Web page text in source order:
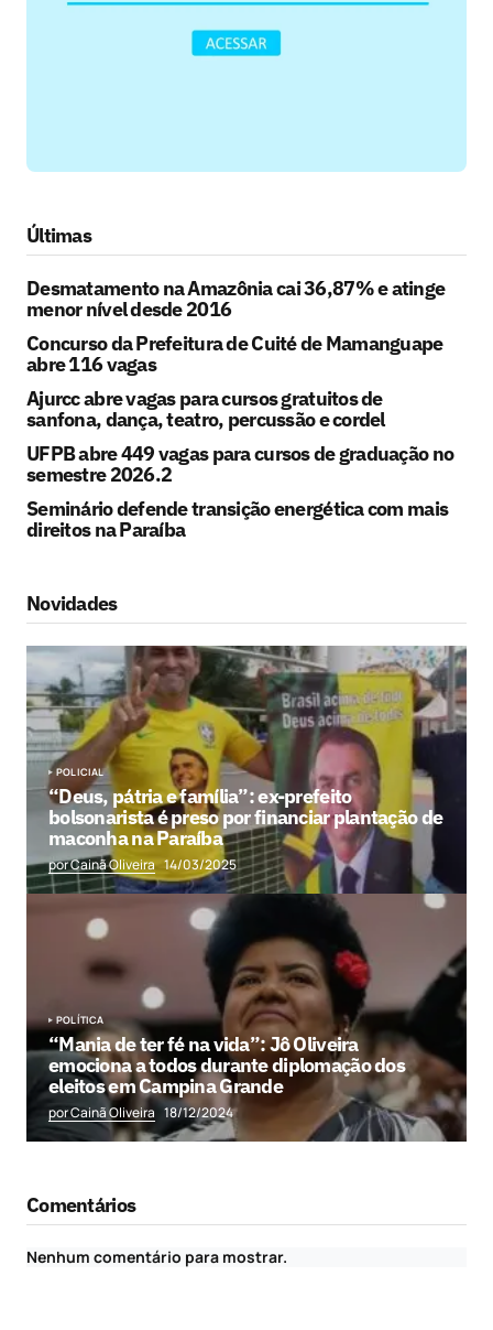
Últimas
Desmatamento na Amazônia cai 36,87% e atinge
menor nível desde 2016
Concurso da Prefeitura de Cuité de Mamanguape
abre 116 vagas
Ajurcc abre vagas para cursos gratuitos de
sanfona, dança, teatro, percussão e cordel
UFPB abre 449 vagas para cursos de graduação no
semestre 2026.2
Seminário defende transição energética com mais
direitos na Paraíba
Novidades
POLICIAL
“Deus, pátria e família”: ex-prefeito
bolsonarista é preso por financiar plantação de
maconha na Paraíba
por Cainã Oliveira 14/03/2025
POLÍTICA
“Mania de ter fé na vida”: Jô Oliveira
emociona a todos durante diplomação dos
eleitos em Campina Grande
por Cainã Oliveira 18/12/2024
Comentários
Nenhum comentário para mostrar.